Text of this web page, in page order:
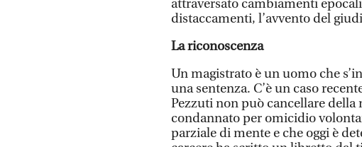
attraversato cambiamenti
distaccamenti, l’avvento del
La riconoscenza
Un magistrato è un uomo che
una sentenza. C’è un caso
Pezzuti non può cancellare della
condannato per omicidio
parziale di mente e che oggi è